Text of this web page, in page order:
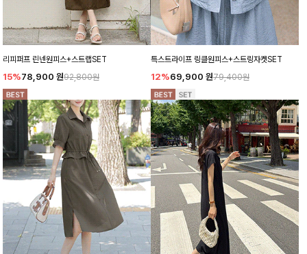
리피퍼프 린넨원피스+스트랩SET
15%78,900 원92,800원
특스트라이프 링클원피스+스트링자켓SET
12%69,900 원79,400원